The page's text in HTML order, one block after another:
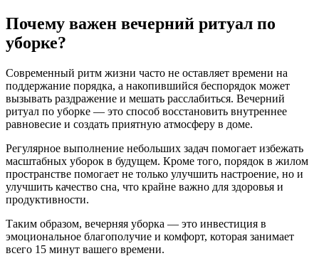
Почему важен вечерний ритуал по
уборке?
Современный ритм жизни часто не оставляет времени на
поддержание порядка, а накопившийся беспорядок может
вызывать раздражение и мешать расслабиться. Вечерний
ритуал по уборке — это способ восстановить внутреннее
равновесие и создать приятную атмосферу в доме.
Регулярное выполнение небольших задач помогает избежать
масштабных уборок в будущем. Кроме того, порядок в жилом
пространстве помогает не только улучшить настроение, но и
улучшить качество сна, что крайне важно для здоровья и
продуктивности.
Таким образом, вечерняя уборка — это инвестиция в
эмоциональное благополучие и комфорт, которая занимает
всего 15 минут вашего времени.